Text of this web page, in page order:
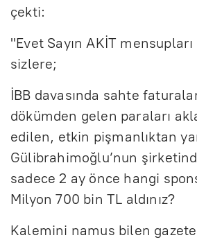
çekti:
"Evet Sayın AKİT
sizlere;
İBB davasında sahte
dökümden gelen paraları
edilen, etkin pişmanlıktan
Gülibrahimoğlu’nun
sadece 2 ay önce hangi
Milyon 700 bin TL aldınız?
Kalemini namus bilen